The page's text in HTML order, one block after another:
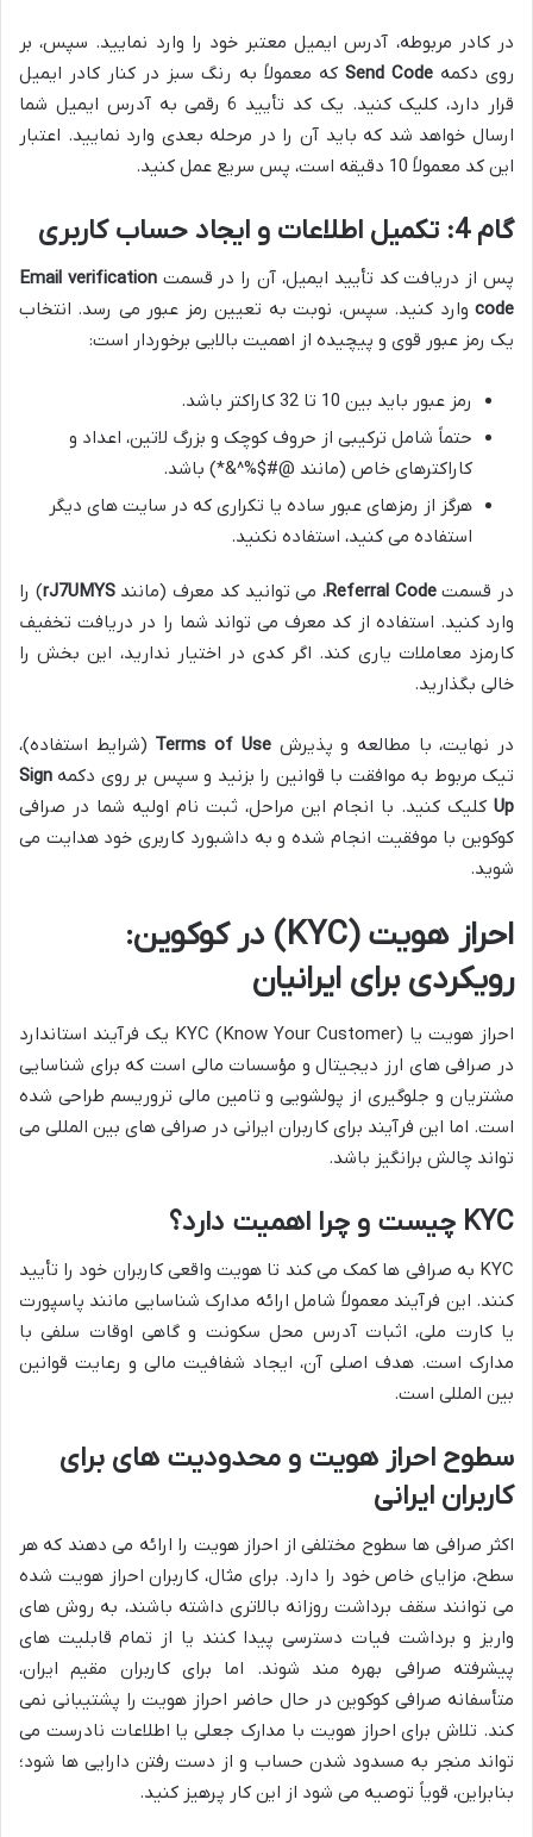
در کادر مربوطه، آدرس ایمیل معتبر خود را وارد نمایید. سپس، بر
روی دکمهSend Code که معمولاً به رنگ سبز در کنار کادر ایمیل
قرار دارد، کلیک کنید. یک کد تأیید 6 رقمی به آدرس ایمیل شما
ارسال خواهد شد که باید آن را در مرحله بعدی وارد نمایید. اعتبار
این کد معمولاً 10 دقیقه است، پس سریع عمل کنید.
گام 4: تکمیل اطلاعات و ایجاد حساب کاربری
پس از دریافت کد تأیید ایمیل، آن را در قسمتEmail verification
code وارد کنید. سپس، نوبت به تعیین رمز عبور می رسد. انتخاب
یک رمز عبور قوی و پیچیده از اهمیت بالایی برخوردار است:
رمز عبور باید بین 10 تا 32 کاراکتر باشد.
حتماً شامل ترکیبی از حروف کوچک و بزرگ لاتین، اعداد و
کاراکترهای خاص (مانند @#$%^&*) باشد.
هرگز از رمزهای عبور ساده یا تکراری که در سایت های دیگر
استفاده می کنید، استفاده نکنید.
در قسمتReferral Code، می توانید کد معرف (مانندrJ7UMYS) را
وارد کنید. استفاده از کد معرف می تواند شما را در دریافت تخفیف
کارمزد معاملات یاری کند. اگر کدی در اختیار ندارید، این بخش را
خالی بگذارید.
در نهایت، با مطالعه و پذیرشTerms of Use (شرایط استفاده)،
تیک مربوط به موافقت با قوانین را بزنید و سپس بر روی دکمه Sign
Up کلیک کنید. با انجام این مراحل، ثبت نام اولیه شما در صرافی
کوکوین با موفقیت انجام شده و به داشبورد کاربری خود هدایت می
شوید.
احراز هویت (KYC) در کوکوین:
رویکردی برای ایرانیان
احراز هویت یا KYC (Know Your Customer) یک فرآیند استاندارد
در صرافی های ارز دیجیتال و مؤسسات مالی است که برای شناسایی
مشتریان و جلوگیری از پولشویی و تامین مالی تروریسم طراحی شده
است. اما این فرآیند برای کاربران ایرانی در صرافی های بین المللی می
تواند چالش برانگیز باشد.
KYC چیست و چرا اهمیت دارد؟
KYC به صرافی ها کمک می کند تا هویت واقعی کاربران خود را تأیید
کنند. این فرآیند معمولاً شامل ارائه مدارک شناسایی مانند پاسپورت
یا کارت ملی، اثبات آدرس محل سکونت و گاهی اوقات سلفی با
مدارک است. هدف اصلی آن، ایجاد شفافیت مالی و رعایت قوانین
بین المللی است.
سطوح احراز هویت و محدودیت های برای
کاربران ایرانی
اکثر صرافی ها سطوح مختلفی از احراز هویت را ارائه می دهند که هر
سطح، مزایای خاص خود را دارد. برای مثال، کاربران احراز هویت شده
می توانند سقف برداشت روزانه بالاتری داشته باشند، به روش های
واریز و برداشت فیات دسترسی پیدا کنند یا از تمام قابلیت های
پیشرفته صرافی بهره مند شوند. اما برای کاربران مقیم ایران،
متأسفانه صرافی کوکوین در حال حاضر احراز هویت را پشتیبانی نمی
کند. تلاش برای احراز هویت با مدارک جعلی یا اطلاعات نادرست می
تواند منجر به مسدود شدن حساب و از دست رفتن دارایی ها شود؛
بنابراین، قویاً توصیه می شود از این کار پرهیز کنید.